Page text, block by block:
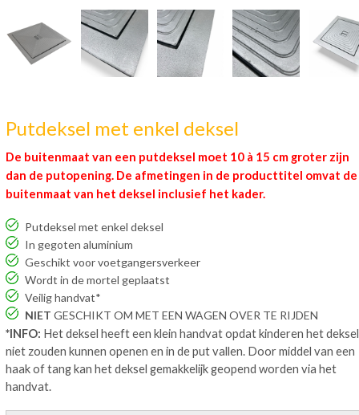
Putdeksel met enkel deksel
De buitenmaat van een putdeksel moet 10 à 15 cm groter zijn
dan de putopening. De afmetingen in de producttitel omvat de
buitenmaat van het deksel inclusief het kader.
Putdeksel met enkel deksel
In gegoten aluminium
Geschikt voor voetgangersverkeer
Wordt in de mortel geplaatst
Veilig handvat*
NIET GESCHIKT OM MET EEN WAGEN OVER TE RIJDEN
*INFO: Het deksel heeft een klein handvat opdat kinderen het deksel
niet zouden kunnen openen en in de put vallen. Door middel van een
haak of tang kan het deksel gemakkelijk geopend worden via het
handvat.